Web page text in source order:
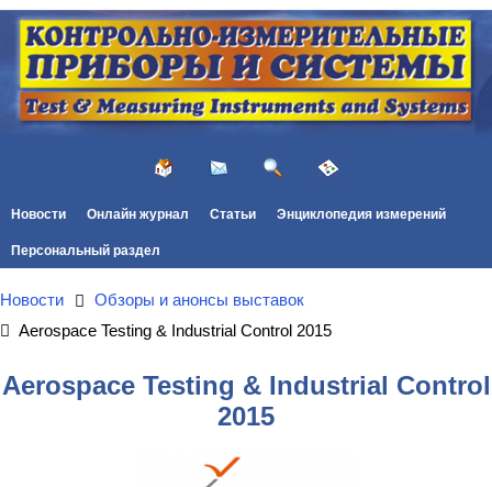
Новости Онлайн журнал Статьи Энциклопедия измерений
Персональный раздел
Новости
Обзоры и анонсы выставок
Aerospace Testing & Industrial Control 2015
Aerospace Testing & Industrial Control
2015